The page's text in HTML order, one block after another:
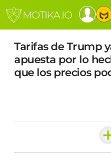
Tarifas de Trump
apuesta por lo
que los precios